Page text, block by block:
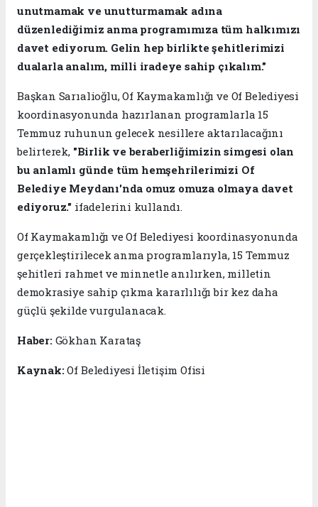
unutmamak ve unutturmamak adına
düzenlediğimiz anma programımıza tüm halkımızı
davet ediyorum. Gelin hep birlikte şehitlerimizi
dualarla analım, milli iradeye sahip çıkalım."
Başkan Sarıalioğlu, Of Kaymakamlığı ve Of Belediyesi
koordinasyonunda hazırlanan programlarla 15
Temmuz ruhunun gelecek nesillere aktarılacağını
belirterek, "Birlik ve beraberliğimizin simgesi olan
bu anlamlı günde tüm hemşehrilerimizi Of
Belediye Meydanı'nda omuz omuza olmaya davet
ediyoruz." ifadelerini kullandı.
Of Kaymakamlığı ve Of Belediyesi koordinasyonunda
gerçekleştirilecek anma programlarıyla, 15 Temmuz
şehitleri rahmet ve minnetle anılırken, milletin
demokrasiye sahip çıkma kararlılığı bir kez daha
güçlü şekilde vurgulanacak.
Haber: Gökhan Karataş
Kaynak:Of Belediyesi İletişim Ofisi